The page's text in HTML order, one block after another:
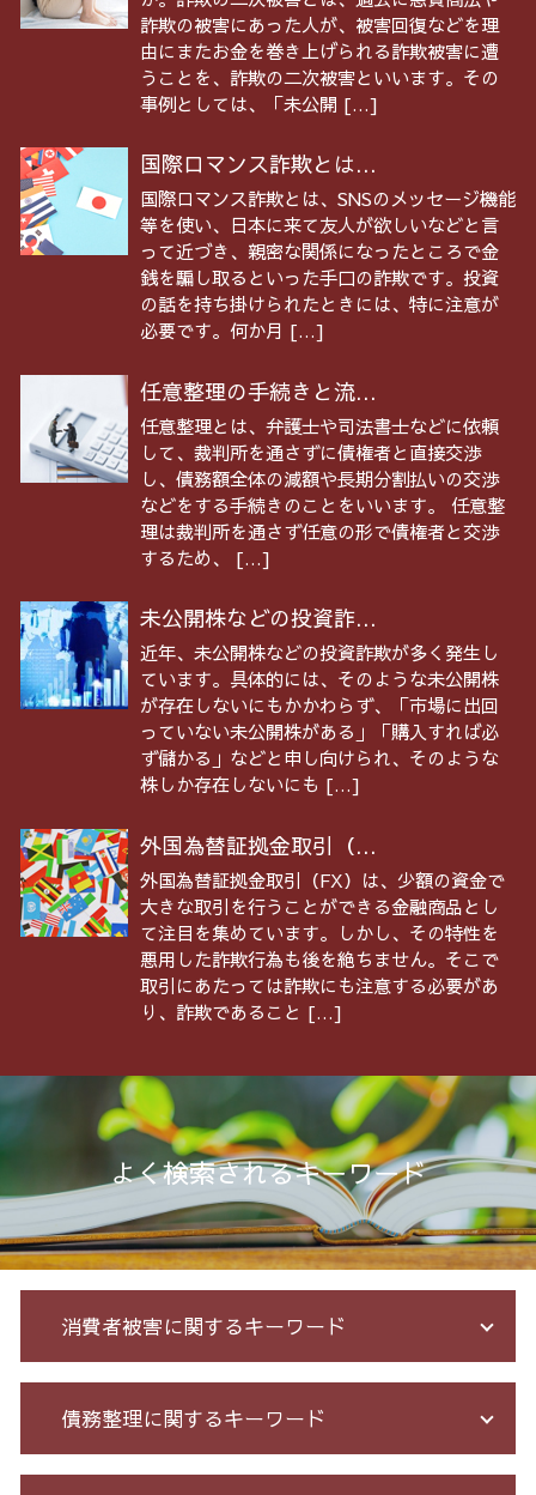
詐欺の被害にあった人が、被害回復などを理
由にまたお金を巻き上げられる詐欺被害に遭
うことを、詐欺の二次被害といいます。その
事例としては、「未公開 […]
国際ロマンス詐欺とは...
国際ロマンス詐欺とは、SNSのメッセージ機能
等を使い、日本に来て友人が欲しいなどと言
って近づき、親密な関係になったところで金
銭を騙し取るといった手口の詐欺です。投資
の話を持ち掛けられたときには、特に注意が
必要です。何か月 […]
任意整理の手続きと流...
任意整理とは、弁護士や司法書士などに依頼
して、裁判所を通さずに債権者と直接交渉
し、債務額全体の減額や長期分割払いの交渉
などをする手続きのことをいいます。 任意整
理は裁判所を通さず任意の形で債権者と交渉
するため、 […]
未公開株などの投資詐...
近年、未公開株などの投資詐欺が多く発生し
ています。具体的には、そのような未公開株
が存在しないにもかかわらず、「市場に出回
っていない未公開株がある」「購入すれば必
ず儲かる」などと申し向けられ、そのような
株しか存在しないにも […]
外国為替証拠金取引（...
外国為替証拠金取引（FX）は、少額の資金で
大きな取引を行うことができる金融商品とし
て注目を集めています。しかし、その特性を
悪用した詐欺行為も後を絶ちません。そこで
取引にあたっては詐欺にも注意する必要があ
り、詐欺であること […]
よく検索されるキーワード
消費者被害に関するキーワード
銀行 振込 詐欺
アマゾン 詐欺 被害
債務整理に関するキーワード